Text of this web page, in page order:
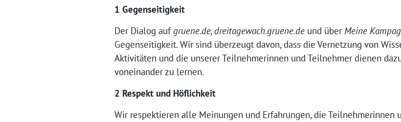
1 Gegenseitigkeit
Der Dialog auf gruene.de, dreitagewach.gruene.de und überMeine
Gegenseitigkeit. Wir sind überzeugt davon, dass die Vernetzung von
Aktivitäten und die unserer Teilnehmerinnen und Teilnehmer dienen
voneinander zu lernen.
2 Respekt und Höflichkeit
Wir respektieren alle Meinungen und Erfahrungen, die Teilnehmerinnen